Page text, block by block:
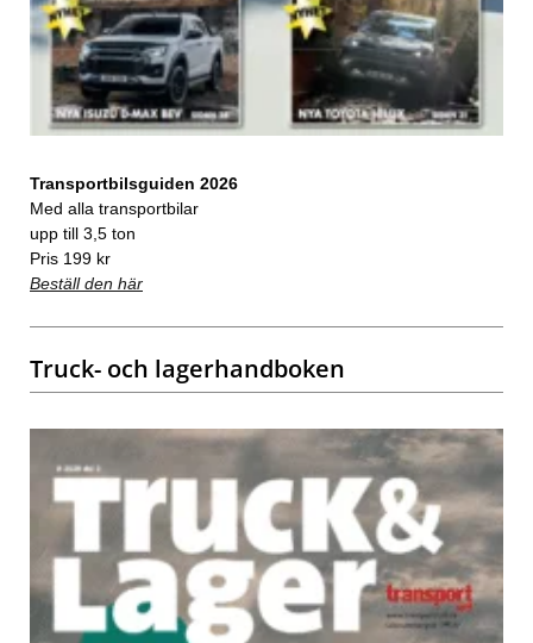
Transportbilsguiden 2026
Med alla transportbilar
upp till 3,5 ton
Pris 199 kr
Beställ den här
Truck- och lagerhandboken